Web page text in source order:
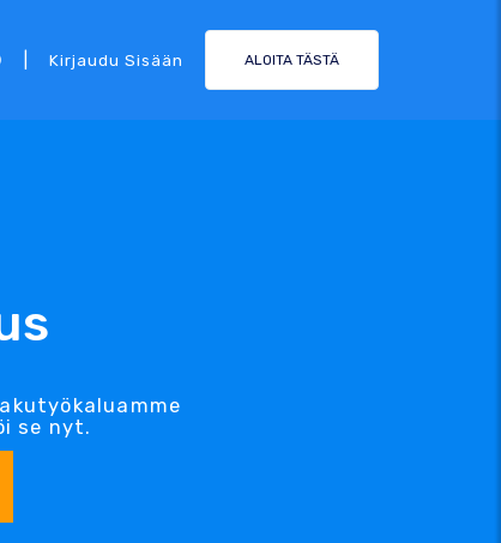
Kirjaudu Sisään ALOITA TÄSTÄ
se nyt.